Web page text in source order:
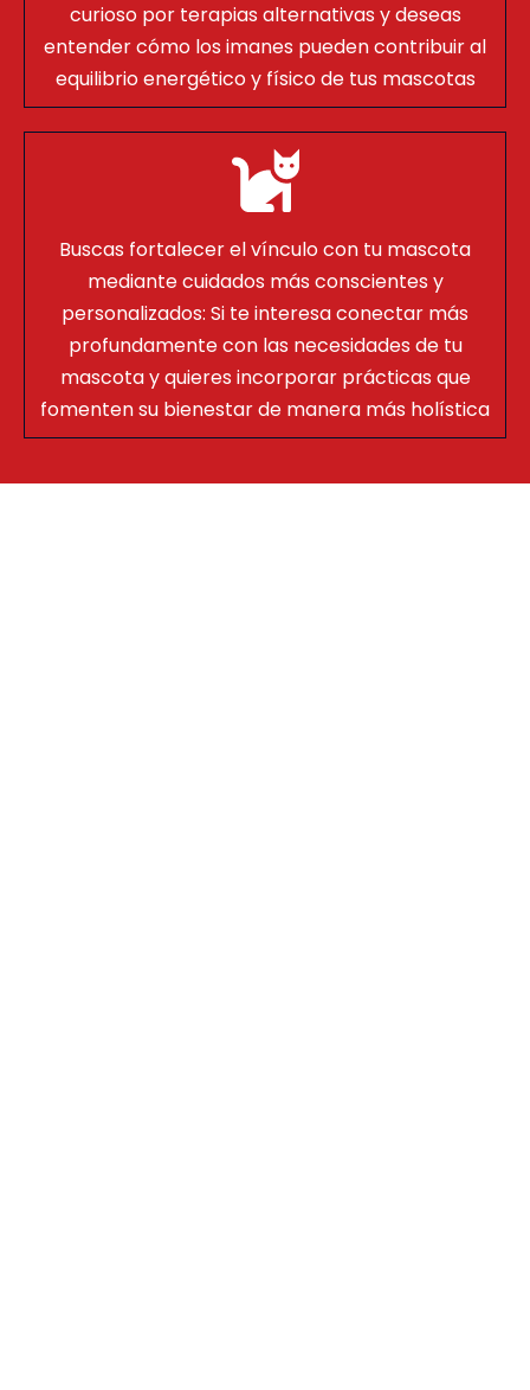
curioso por terapias alternativas y deseas
entender cómo los imanes pueden contribuir al
equilibrio energético y físico de tus mascotas
Buscas fortalecer el vínculo con tu mascota
mediante cuidados más conscientes y
personalizados: Si te interesa conectar más
profundamente con las necesidades de tu
mascota y quieres incorporar prácticas que
fomenten su bienestar de manera más holística